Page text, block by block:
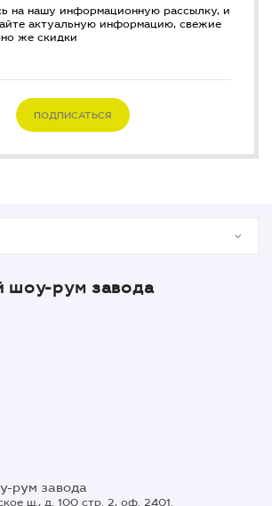
на нашу информационную рассылку, и
актуальную информацию, свежие
же скидки
ПОДПИСАТЬСЯ
шоу-рум завода
рум завода
ш., д. 100 стр. 2, оф. 2401.